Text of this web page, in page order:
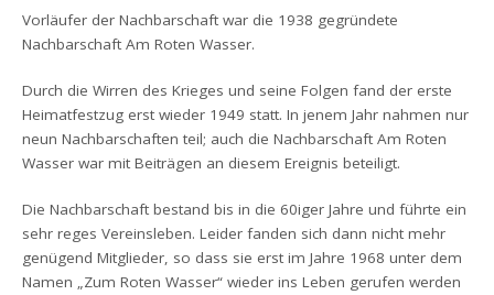
Vorläufer der Nachbarschaft war die 1938 gegründete
Nachbarschaft Am Roten Wasser.
Durch die Wirren des Krieges und seine Folgen fand der erste
Heimatfestzug erst wieder 1949 statt. In jenem Jahr nahmen nur
neun Nachbarschaften teil; auch die Nachbarschaft Am Roten
Wasser war mit Beiträgen an diesem Ereignis beteiligt.
Die Nachbarschaft bestand bis in die 60iger Jahre und führte ein
sehr reges Vereinsleben. Leider fanden sich dann nicht mehr
genügend Mitglieder, so dass sie erst im Jahre 1968 unter dem
Namen „Zum Roten Wasser“ wieder ins Leben gerufen werden